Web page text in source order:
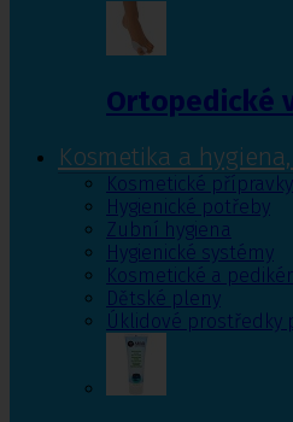
Ortopedické
Kosmetika a
Kosmetické přípravky
Hygienické potřeby
Zubní hygiena
Hygienické systémy
Kosmetické a
Dětské pleny
Úklidové prostředky